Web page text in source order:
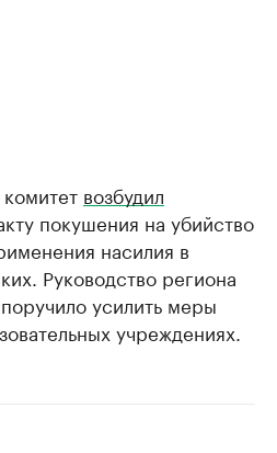
возбудил
покушения на убийство
насилия в
Руководство региона
усилить меры
учреждениях.